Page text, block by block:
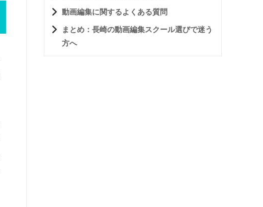
動画編集に関するよくある質問
まとめ：長崎の動画編集スクール選びで迷う
方へ